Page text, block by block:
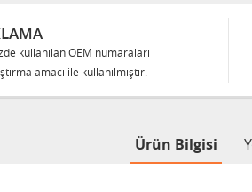
kullanılan OEM numaraları
amacı ile kullanılmıştır.
Ürün Bilgisi